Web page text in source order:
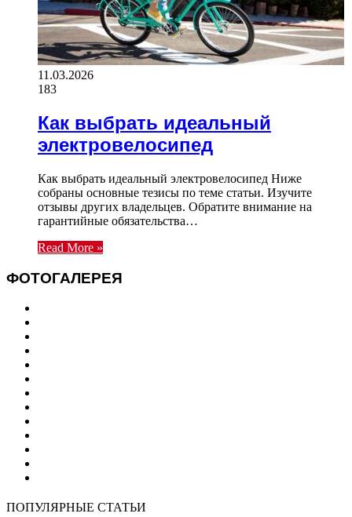
11.03.2026
183
Как выбрать идеальный
электровелосипед
Как выбрать идеальный электровелосипед Ниже
собраны основные тезисы по теме статьи. Изучите
отзывы других владельцев. Обратите внимание на
гарантийные обязательства…
Read More »
ФОТОГАЛЕРЕЯ
ПОПУЛЯРНЫЕ СТАТЬИ